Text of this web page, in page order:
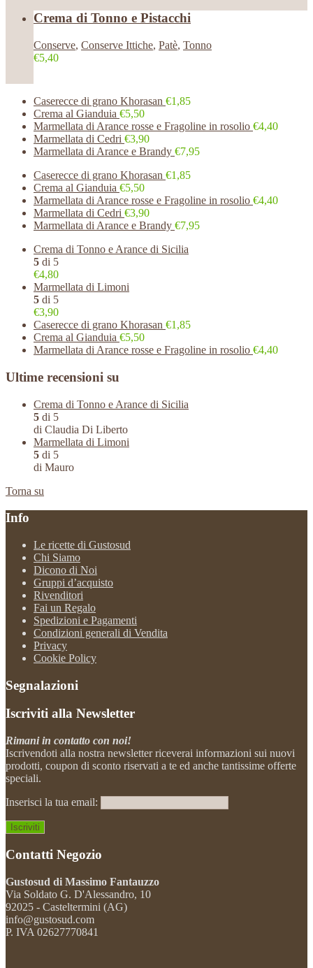
Crema di Tonno e Pistacchi
Conserve, Conserve Ittiche, Patè, Tonno
€5,40
Caserecce di grano Khorasan €1,85
Crema al Gianduia €5,50
Marmellata di Arance rosse e Fragoline in rosolio €4,40
Marmellata di Cedri €3,90
Marmellata di Arance e Brandy €7,95
Caserecce di grano Khorasan €1,85
Crema al Gianduia €5,50
Marmellata di Arance rosse e Fragoline in rosolio €4,40
Marmellata di Cedri €3,90
Marmellata di Arance e Brandy €7,95
Crema di Tonno e Arance di Sicilia
5 di 5
€4,80
Marmellata di Limoni
5 di 5
€3,90
Caserecce di grano Khorasan €1,85
Crema al Gianduia €5,50
Marmellata di Arance rosse e Fragoline in rosolio €4,40
Ultime recensioni su
Crema di Tonno e Arance di Sicilia
5 di 5
di Claudia Di Liberto
Marmellata di Limoni
5 di 5
di Mauro
Torna su
Info
Le ricette di Gustosud
Chi Siamo
Dicono di Noi
Gruppi d’acquisto
Rivenditori
Fai un Regalo
Spedizioni e Pagamenti
Condizioni generali di Vendita
Privacy
Cookie Policy
Segnalazioni
Iscriviti alla Newsletter
Rimani in contatto con noi!
Iscrivendoti alla nostra newsletter riceverai informazioni sui nuovi
prodotti, coupon di sconto riservati a te ed anche tantissime offerte
speciali.
Inserisci la tua email:
Contatti Negozio
Gustosud di Massimo Fantauzzo
Via Soldato G. D'Alessandro, 10
92025 - Casteltermini (AG)
info@gustosud.com
P. IVA 02627770841